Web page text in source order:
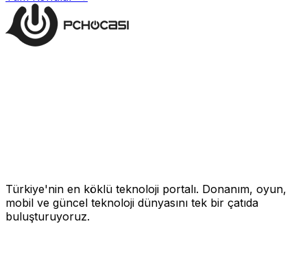
Türkiye'nin en köklü teknoloji portalı. Donanım, oyun,
mobil ve güncel teknoloji dünyasını tek bir çatıda
buluşturuyoruz.